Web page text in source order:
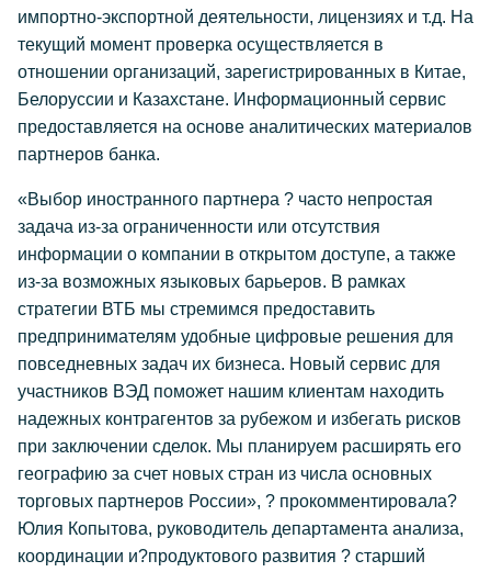
импортно-экспортной деятельности, лицензиях и т.д. На
текущий момент проверка осуществляется в
отношении организаций, зарегистрированных в Китае,
Белоруссии и Казахстане. Информационный сервис
предоставляется на основе аналитических материалов
партнеров банка.
«Выбор иностранного партнера ? часто непростая
задача из-за ограниченности или отсутствия
информации о компании в открытом доступе, а также
из-за возможных языковых барьеров. В рамках
стратегии ВТБ мы стремимся предоставить
предпринимателям удобные цифровые решения для
повседневных задач их бизнеса. Новый сервис для
участников ВЭД поможет нашим клиентам находить
надежных контрагентов за рубежом и избегать рисков
при заключении сделок. Мы планируем расширять его
географию за счет новых стран из числа основных
торговых партнеров России», ? прокомментировала?
Юлия Копытова, руководитель департамента анализа,
координации и?продуктового развития ? старший